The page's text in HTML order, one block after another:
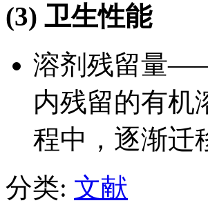
(3) 卫生性能
溶剂残留量
内残留的有机
程中，逐渐迁
分类: 文献